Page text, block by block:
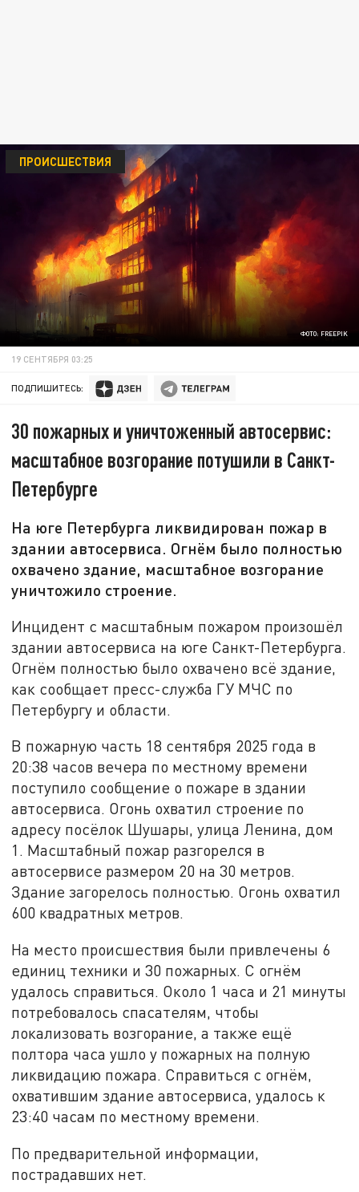
ФОТО: FREEPIK
ПРОИСШЕСТВИЯ
19 СЕНТЯБРЯ 03:25
ПОДПИШИТЕСЬ:
30 пожарных и уничтоженный автосервис:
масштабное возгорание потушили в Санкт-
Петербурге
На юге Петербурга ликвидирован пожар в
здании автосервиса. Огнём было полностью
охвачено здание, масштабное возгорание
уничтожило строение.
Инцидент с масштабным пожаром произошёл
здании автосервиса на юге Санкт-Петербурга.
Огнём полностью было охвачено всё здание,
как сообщает пресс-служба ГУ МЧС по
Петербургу и области.
В пожарную часть 18 сентября 2025 года в
20:38 часов вечера по местному времени
поступило сообщение о пожаре в здании
автосервиса. Огонь охватил строение по
адресу посёлок Шушары, улица Ленина, дом
1. Масштабный пожар разгорелся в
автосервисе размером 20 на 30 метров.
Здание загорелось полностью. Огонь охватил
600 квадратных метров.
На место происшествия были привлечены 6
единиц техники и 30 пожарных. С огнём
удалось справиться. Около 1 часа и 21 минуты
потребовалось спасателям, чтобы
локализовать возгорание, а также ещё
полтора часа ушло у пожарных на полную
ликвидацию пожара. Справиться с огнём,
охватившим здание автосервиса, удалось к
23:40 часам по местному времени.
По предварительной информации,
пострадавших нет.